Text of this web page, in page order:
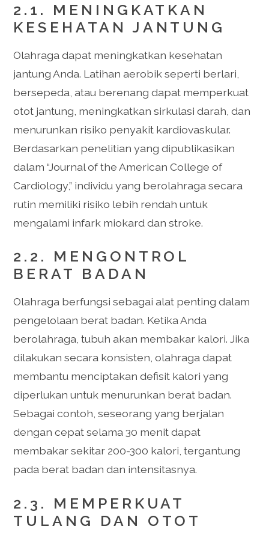
2.1. MENINGKATKAN
KESEHATAN JANTUNG
Olahraga dapat meningkatkan kesehatan
jantung Anda. Latihan aerobik seperti berlari,
bersepeda, atau berenang dapat memperkuat
otot jantung, meningkatkan sirkulasi darah, dan
menurunkan risiko penyakit kardiovaskular.
Berdasarkan penelitian yang dipublikasikan
dalam “Journal of the American College of
Cardiology,” individu yang berolahraga secara
rutin memiliki risiko lebih rendah untuk
mengalami infark miokard dan stroke.
2.2. MENGONTROL
BERAT BADAN
Olahraga berfungsi sebagai alat penting dalam
pengelolaan berat badan. Ketika Anda
berolahraga, tubuh akan membakar kalori. Jika
dilakukan secara konsisten, olahraga dapat
membantu menciptakan defisit kalori yang
diperlukan untuk menurunkan berat badan.
Sebagai contoh, seseorang yang berjalan
dengan cepat selama 30 menit dapat
membakar sekitar 200-300 kalori, tergantung
pada berat badan dan intensitasnya.
2.3. MEMPERKUAT
TULANG DAN OTOT